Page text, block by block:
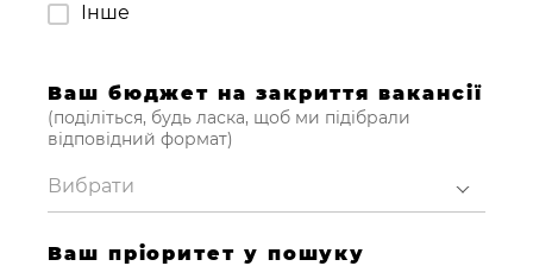
Інше
Ваш бюджет на закриття вакансії
(поділіться, будь ласка, щоб ми підібрали
відповідний формат)
Вибрати
Ваш пріоритет у пошуку